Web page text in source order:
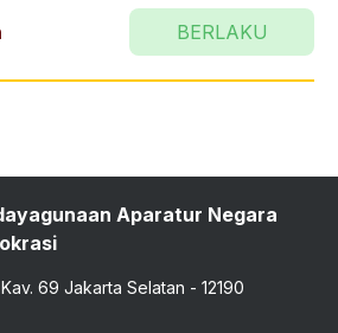
BERLAKU
Aparatur Negara
69 Jakarta Selatan - 12190